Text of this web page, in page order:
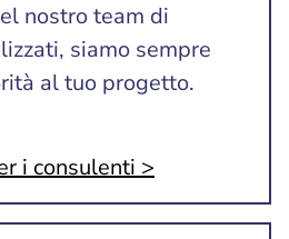
nostro team di
siamo sempre
al tuo progetto.
i consulenti >